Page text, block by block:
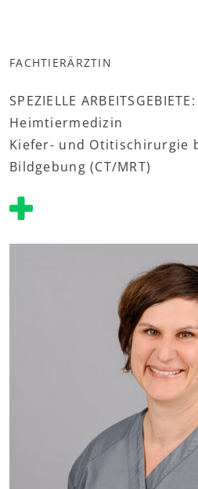
FACHTIERÄRZTIN
SPEZIELLE ARBEITSGEBIETE:
Heimtiermedizin
Kiefer- und Otitischirurgie
Bildgebung (CT/MRT)